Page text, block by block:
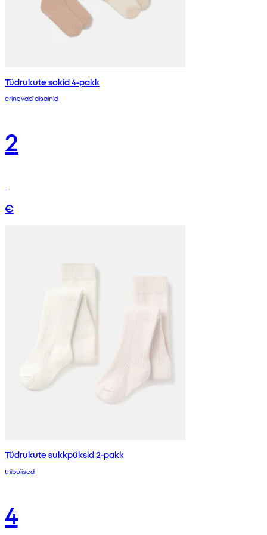
Tüdrukute sokid 4-pakk
erinevad disainid
2
€
Tüdrukute sukkpüksid 2-pakk
triibulised
4